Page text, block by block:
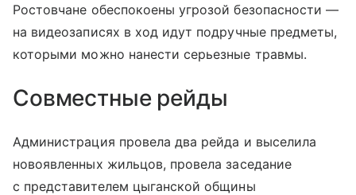
Ростовчане обеспокоены угрозой безопасности —
на видеозаписях в ход идут подручные предметы,
которыми можно нанести серьезные травмы.
Совместные рейды
Администрация провела два рейда и выселила
новоявленных жильцов, провела заседание
с представителем цыганской общины